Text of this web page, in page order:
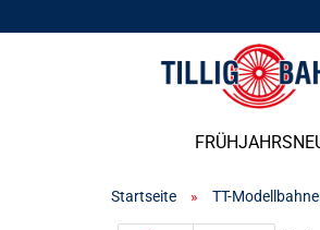
Startseite » TT-